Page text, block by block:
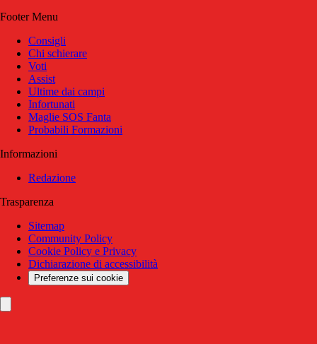
Footer Menu
Consigli
Chi schierare
Voti
Assist
Ultime dai campi
Infortunati
Maglie SOS Fanta
Probabili Formazioni
Informazioni
Redazione
Trasparenza
Sitemap
Community Policy
Cookie Policy e Privacy
Dichiarazione di accessibilità
Preferenze sui cookie